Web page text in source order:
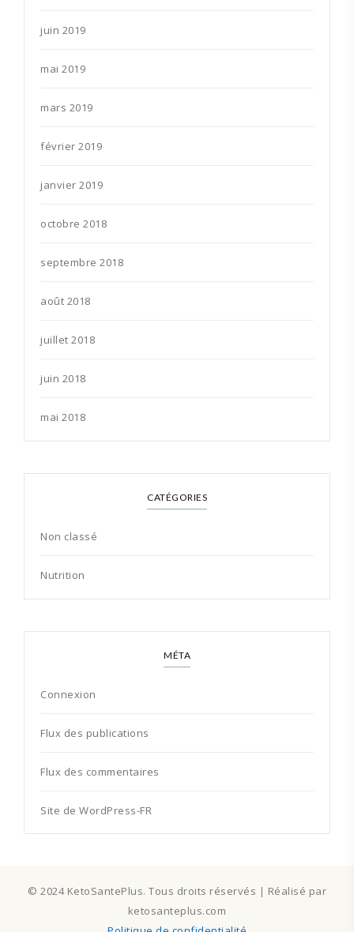
juin 2019
mai 2019
mars 2019
février 2019
janvier 2019
octobre 2018
septembre 2018
août 2018
juillet 2018
juin 2018
mai 2018
CATÉGORIES
Non classé
Nutrition
MÉTA
Connexion
Flux des publications
Flux des commentaires
Site de WordPress-FR
© 2024 KetoSantePlus. Tous droits réservés | Réalisé par
ketosanteplus.com